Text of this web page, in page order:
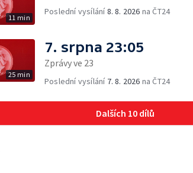
11 min
Poslední vysílání8. 8. 2026 na ČT24
25 min
7. srpna 23:05
Zprávy ve 23
Poslední vysílání 7. 8. 2026 na ČT24
Dalších 10 dílů